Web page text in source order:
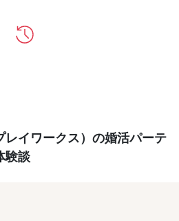
レイワークス）の婚活パーテ
験談